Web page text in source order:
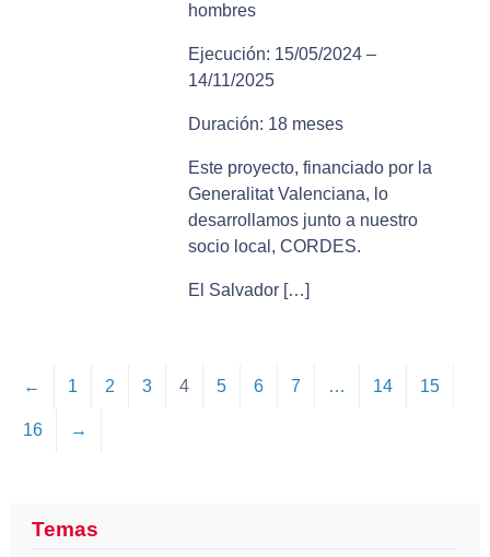
hombres
Ejecución: 15/05/2024 –
14/11/2025
Duración: 18 meses
Este proyecto, financiado por la
Generalitat Valenciana, lo
desarrollamos junto a nuestro
socio local, CORDES.
El Salvador […]
← 1 2 3 4 5 6 7 … 14 15
16 →
Temas